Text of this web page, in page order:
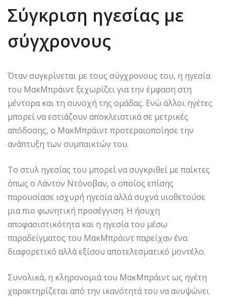
Σύγκριση ηγεσίας με
σύγχρονους
Όταν συγκρίνεται με τους σύγχρονους του, η ηγεσία
του ΜακΜπράιντ ξεχωρίζει για την έμφαση στη
μέντορα και τη συνοχή της ομάδας. Ενώ άλλοι ηγέτες
μπορεί να εστιάζουν αποκλειστικά σε μετρικές
απόδοσης, ο ΜακΜπράιντ προτεραιοποίησε την
ανάπτυξη των συμπαικτών του.
Το στυλ ηγεσίας του μπορεί να συγκριθεί με παίκτες
όπως ο Λάντον Ντόνοβαν, ο οποίος επίσης
παρουσίασε ισχυρή ηγεσία αλλά συχνά υιοθετούσε
μια πιο φωνητική προσέγγιση. Η ήσυχη
αποφασιστικότητα και η ηγεσία του μέσω
παραδείγματος του ΜακΜπράιντ παρείχαν ένα
διαφορετικό αλλά εξίσου αποτελεσματικό μοντέλο.
Συνολικά, η κληρονομιά του ΜακΜπράιντ ως ηγέτη
χαρακτηρίζεται από την ικανότητά του να ανυψώνει